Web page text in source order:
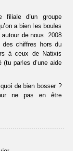
filiale d’un groupe
a bien les boules
de nous. 2008
chiffres hors du
à ceux de Natixis
(tu parles d’une aide
de bien bosser ?
ne pas en être